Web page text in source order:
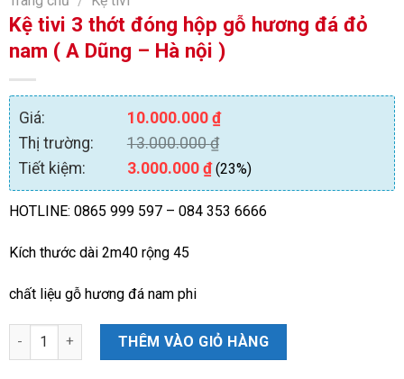
Kệ tivi 3 thớt đóng hộp gỗ hương đá đỏ
nam ( A Dũng – Hà nội )
Giá: 10.000.000 ₫
Thị trường:
13.000.000₫
Tiết kiệm:
3.000.000 ₫(23%)
HOTLINE: 0865 999 597 – 084 353 6666
Kích thước dài 2m40 rộng 45
chất liệu gỗ hương đá nam phi
Kệ tivi 3 thớt đóng hộp gỗ hương đá đỏ nam ( A Dũng - Hà nội )
THÊM VÀO GIỎ HÀNG